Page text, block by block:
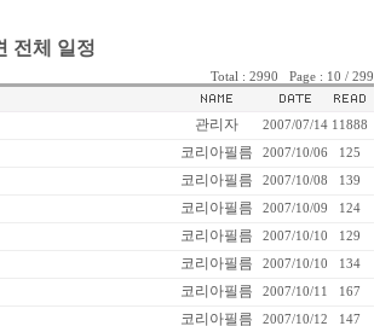
전체 일정
Total : 2990 Page : 10 / 299
관리자 2007/07/14 11888
코리아필름 2007/10/06 125
코리아필름 2007/10/08 139
코리아필름 2007/10/09 124
코리아필름 2007/10/10 129
코리아필름 2007/10/10 134
코리아필름 2007/10/11 167
코리아필름 2007/10/12 147